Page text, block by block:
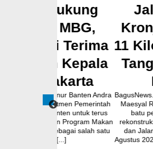
Banten Andra
Pemerintah
Jalan
Kronjo
11 Kilometer,
Tangerang:
BagusNews.Co – Bupati
Maesyal Rasyid,
batu pertama
rekonstruksi Jalan
dan Jalan
Agustus 2026.Pada acara